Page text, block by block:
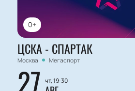
0+
ЦСКА - СПАРТАК
Москва Мегаспорт
27 чт, 19:30